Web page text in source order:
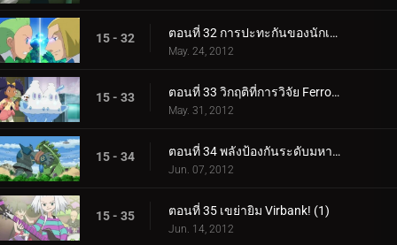
15 - 32 ตอนที่ 32 การปะทะกันของนักเลง!
May. 24, 2012
15 - 33 ตอนที่ 33 วิกฤติที่การวิจัย Ferroseed!
May. 31, 2012
15 - 34 ตอนที่ 34 พลังป้องกันระดับมหากาพย์!
Jun. 07, 2012
15 - 35 ตอนที่ 35 เขย่ายิม Virbank! (1)
Jun. 14, 2012